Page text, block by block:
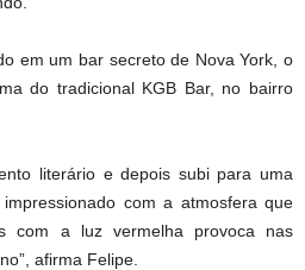
em um bar secreto de Nova York, o
do tradicional KGB Bar, no bairro
literário e depois subi para uma
com a atmosfera que
com a luz vermelha provoca nas
afirma Felipe.